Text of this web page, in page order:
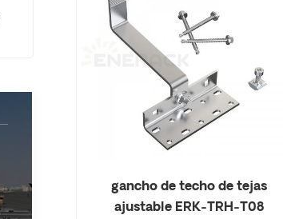
opciones a los clientes. personalizados
según las necesidades del cliente para
cumplir con los requisitos especiales de
instalación.
gancho de techo de tejas
ajustable ERK-TRH-T08